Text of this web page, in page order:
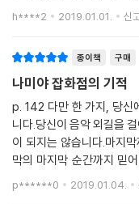
게 해서 사람들의 고민 편
대한 비밀은 이야기가 거듭
일어나기 시작한다.
히가시노 게이고, 청년 백
뚜렷한 계획 없이 하루하루
동안의 신기한 일은 현실
살아가는 우리에게 시사하
그 흥미를 떨어뜨릴 것 같
토막을 옮겨 쓰는 것으로
h****2 2019.01.01. 신
종이책 구매
나미야 잡화점의 기적
p. 142 다만 한 가지, 당신
니다.당신이 음악 외길을
이 되지는 않습니다.마지
막의 마지막 순간까지 믿
이 옳은 일인지 고민이 될
없는 일이 되지 않으니 그
p******0 2019.01.04.